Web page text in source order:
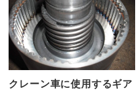
クレーン車に使用するギア